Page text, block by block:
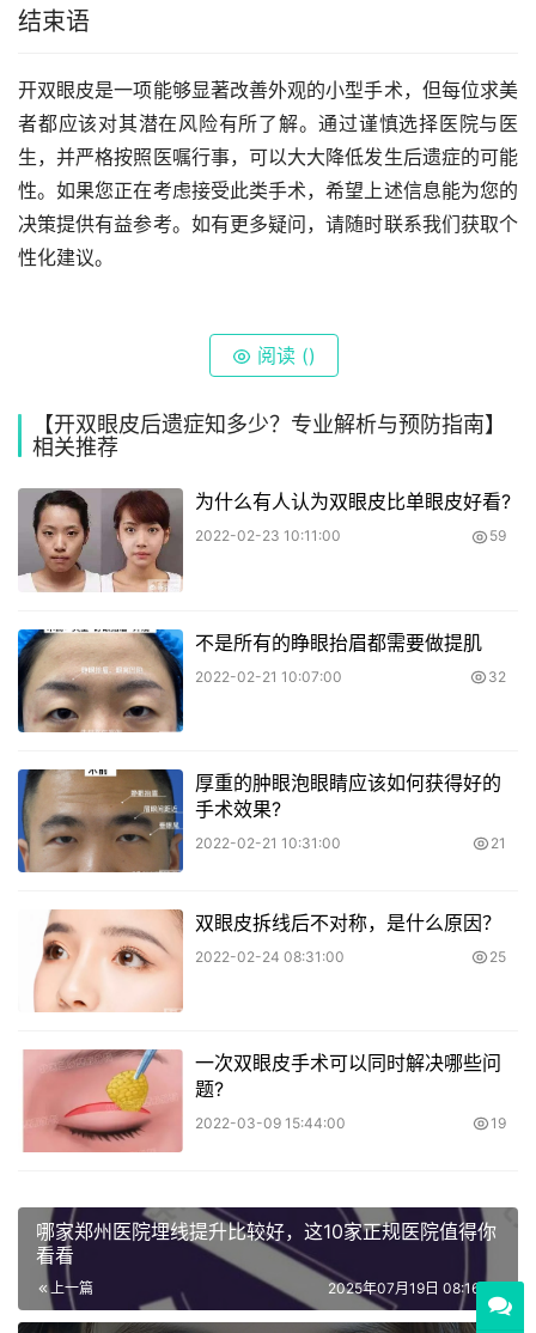
结束语
开双眼皮是一项能够显著改善外观的小型手术，但每位求美
者都应该对其潜在风险有所了解。通过谨慎选择医院与医
生，并严格按照医嘱行事，可以大大降低发生后遗症的可能
性。如果您正在考虑接受此类手术，希望上述信息能为您的
决策提供有益参考。如有更多疑问，请随时联系我们获取个
性化建议。
阅读 ()
【开双眼皮后遗症知多少？专业解析与预防指南】
相关推荐
为什么有人认为双眼皮比单眼皮好看?
2022-02-23 10:11:00 59
不是所有的睁眼抬眉都需要做提肌
2022-02-21 10:07:00 32
厚重的肿眼泡眼睛应该如何获得好的
手术效果?
2022-02-21 10:31:00 21
双眼皮拆线后不对称，是什么原因？
2022-02-24 08:31:00 25
一次双眼皮手术可以同时解决哪些问
题?
2022-03-09 15:44:00 19
哪家郑州医院埋线提升比较好，这10家正规医院值得你
看看
上一篇 2025年07月19日 08:16:26